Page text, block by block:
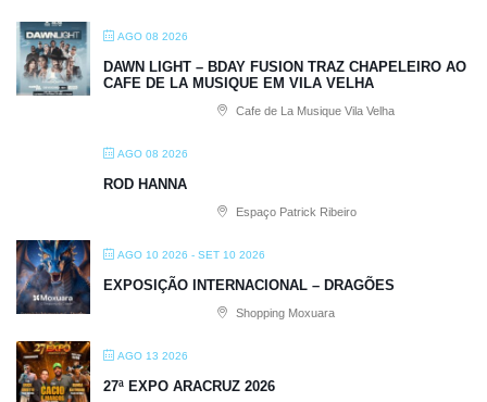
AGO 08 2026
DAWN LIGHT – BDAY FUSION TRAZ CHAPELEIRO AO
CAFE DE LA MUSIQUE EM VILA VELHA
Cafe de La Musique Vila Velha
AGO 08 2026
ROD HANNA
Espaço Patrick Ribeiro
AGO 10 2026 - SET 10 2026
EXPOSIÇÃO INTERNACIONAL – DRAGÕES
Shopping Moxuara
AGO 13 2026
27ª EXPO ARACRUZ 2026